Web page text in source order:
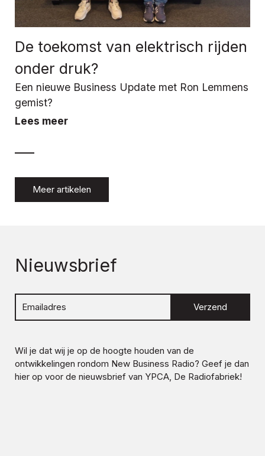
De toekomst van elektrisch rijden
onder druk?
Een nieuwe Business Update met Ron Lemmens
gemist?
Lees meer
Meer artikelen
Nieuwsbrief
Verzend
Wil je dat wij je op de hoogte houden van de
ontwikkelingen rondom New Business Radio? Geef je dan
hier op voor de nieuwsbrief van YPCA, De Radiofabriek!